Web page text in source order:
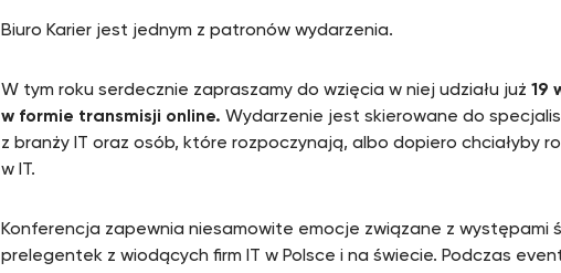
Biuro Karier jest jednym z patronów wydarzenia.
W tym roku serdecznie zapraszamy do wzięcia w niej udziału już 19
w formie transmisji online. Wydarzenie jest skierowane do
z branży IT oraz osób, które rozpoczynają, albo dopiero chciałyby
w IT.
Konferencja zapewnia niesamowite emocje związane z występami
prelegentek z wiodących firm IT w Polsce i na świecie. Podczas